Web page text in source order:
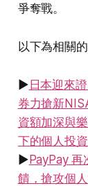
爭奪戰。
以下為相關的
▶日本迎來
券力搶新
資額加深與
下的個人投
▶PayPay
饋，搶攻個